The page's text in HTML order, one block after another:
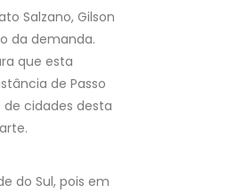
Salzano, Gilson
da demanda.
que esta
de Passo
cidades desta
do Sul, pois em